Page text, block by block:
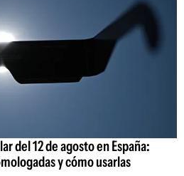
del 12 de agosto en España:
y cómo usarlas